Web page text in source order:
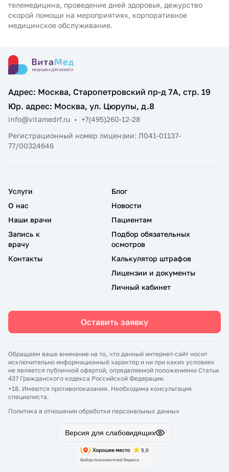
телемедицина, проведение дней здоровья, дежурство
скорой помощи на мероприятиях, корпоративное
медицинское обслуживание.
Адрес: Москва, Старопетровский пр-д 7А, стр. 19
Юр. адрес: Москва, ул. Цюрупы, д.8
info@vitamedrf.ru • +7(495)260-12-28
Регистрационный номер лицензии: Л041-01137-
77/00324646
Услуги
О нас
Наши врачи
Запись к
врачу
Контакты
Блог
Новости
Пациентам
Подбор обязательных
осмотров
Калькулятор штрафов
Лицензии и документы
Личный кабинет
Оставить заявку
Обращаем ваше внимание на то, что данный интернет-сайт носит
исключительно информационный характер и ни при каких условиях
не является публичной офертой, определяемой положениями Статьи
437 Гражданского кодекса Российской Федерации.
+18. Имеются противопоказания. Необходима консультация
специалиста.
Политика в отношении обработки персональных данных
Версия для слабовидящих